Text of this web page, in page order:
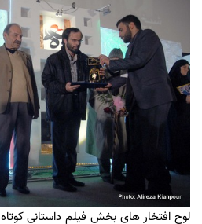
لوح افتخار های بخش فیلم داستانی